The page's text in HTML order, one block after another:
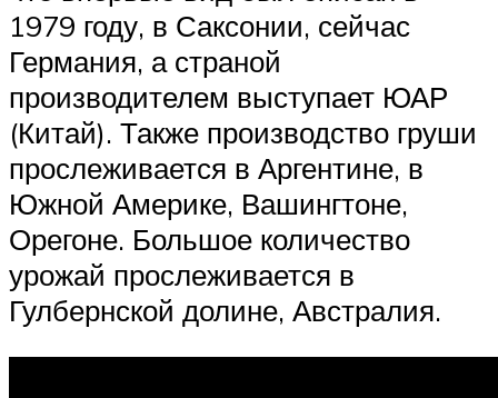
1979 году, в Саксонии, сейчас
Германия, а страной
производителем выступает ЮАР
(Китай). Также производство груши
прослеживается в Аргентине, в
Южной Америке, Вашингтоне,
Орегоне. Большое количество
урожай прослеживается в
Гулбернской долине, Австралия.